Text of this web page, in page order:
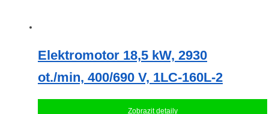
Elektromotor 18,5 kW, 2930
ot./min, 400/690 V, 1LC-160L-2
Zobrazit detaily